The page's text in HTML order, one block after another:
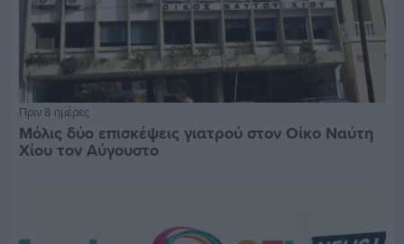
Πριν 8 ημέρες
Μόλις δύο επισκέψεις γιατρού στον Οίκο Ναύτη
Χίου τον Αύγουστο